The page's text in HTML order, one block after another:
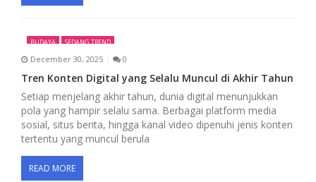
BUDAYA SEDANG TREND
December 30, 2025 0
Tren Konten Digital yang Selalu Muncul di Akhir Tahun
Setiap menjelang akhir tahun, dunia digital menunjukkan
pola yang hampir selalu sama. Berbagai platform media
sosial, situs berita, hingga kanal video dipenuhi jenis konten
tertentu yang muncul berula
READ MORE